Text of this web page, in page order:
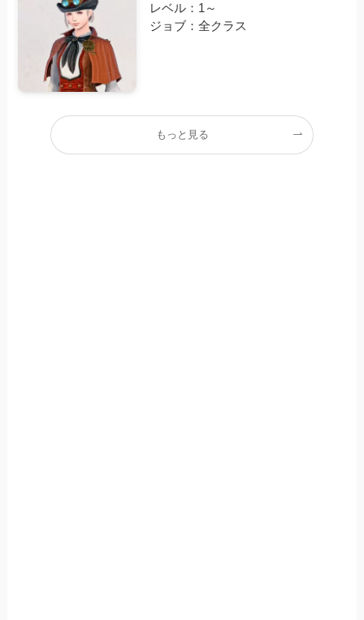
レベル：1～
ジョブ：全クラス
もっと見る